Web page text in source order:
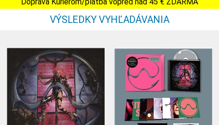
VÝSLEDKY VYHĽADÁVANIA